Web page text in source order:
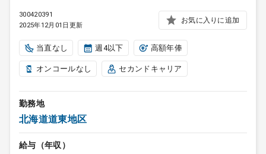
300420391
2025年12月01日更新
お気に入りに追加
当直なし 週4以下 高額年俸
オンコールなし セカンドキャリア
勤務地
北海道道東地区
給与（年収）